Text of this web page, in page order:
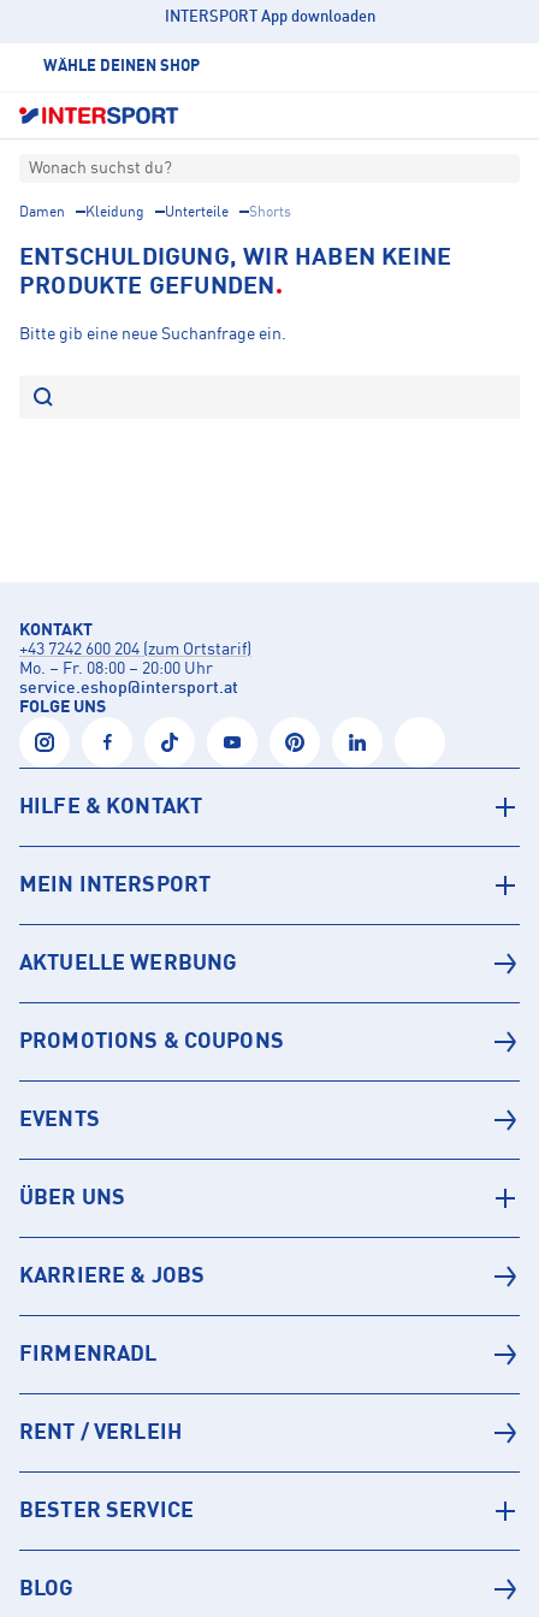
INTERSPORT App downloaden
WÄHLE DEINEN SHOP
Wonach suchst du?
Damen Kleidung Unterteile Shorts
ENTSCHULDIGUNG, WIR HABEN KEINE
PRODUKTE GEFUNDEN
Bitte gib eine neue Suchanfrage ein.
KONTAKT
+43 7242 600 204 (zum Ortstarif)
Mo. – Fr. 08:00 – 20:00 Uhr
service.eshop@intersport.at
FOLGE UNS
HILFE & KONTAKT
MEIN INTERSPORT
AKTUELLE WERBUNG
PROMOTIONS & COUPONS
EVENTS
ÜBER UNS
KARRIERE & JOBS
FIRMENRADL
RENT / VERLEIH
BESTER SERVICE
BLOG